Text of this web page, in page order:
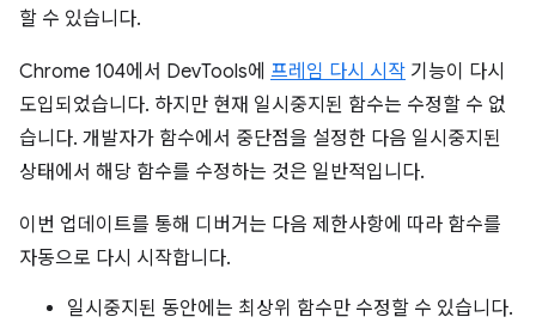
할 수 있습니다.
Chrome 104에서 DevTools에 프레임 다시 시작 기능이 다시
도입되었습니다. 하지만 현재 일시중지된 함수는 수정할 수 없
습니다. 개발자가 함수에서 중단점을 설정한 다음 일시중지된
상태에서 해당 함수를 수정하는 것은 일반적입니다.
이번 업데이트를 통해 디버거는 다음 제한사항에 따라 함수를
자동으로 다시 시작합니다.
일시중지된 동안에는 최상위 함수만 수정할 수 있습니다.